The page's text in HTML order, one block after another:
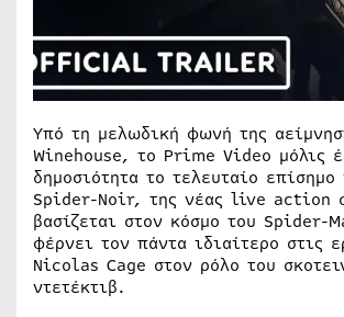
Υπό τη μελωδική φωνή της
Winehouse, το Prime Video μόλις
δημοσιότητα το τελευταίο
Spider-Noir, της νέας live action
βασίζεται στον κόσμο του Spider-
φέρνει τον πάντα ιδιαίτερο στις
Nicolas Cage στον ρόλο του
ντετέκτιβ.